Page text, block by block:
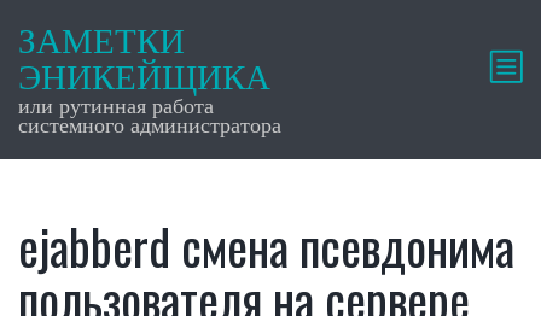
ЗАМЕТКИ
ЭНИКЕЙЩИКА
или рутинная работа
системного администратора
ejabberd смена псевдонима
пользователя на сервере